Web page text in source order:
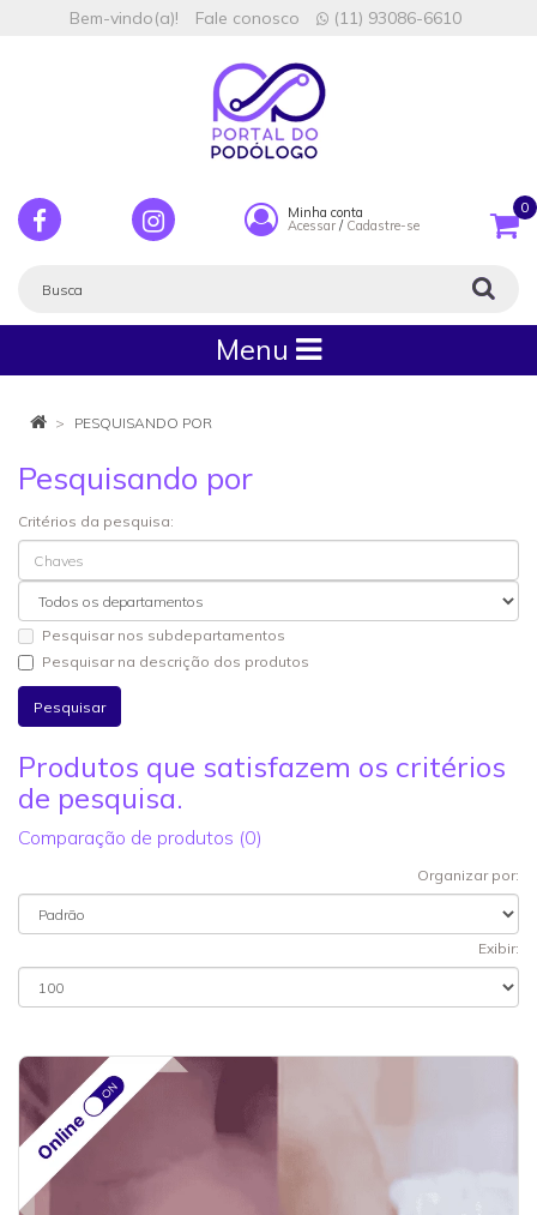
Bem-vindo(a)! Fale conosco (11) 93086-6610
Minha conta
Acessar / Cadastre-se
0
Menu
PESQUISANDO POR
Pesquisando por
Critérios da pesquisa:
Pesquisar nos subdepartamentos
Pesquisar na descrição dos produtos
Produtos que satisfazem os critérios
de pesquisa.
Comparação de produtos (0)
Organizar por:
Exibir: